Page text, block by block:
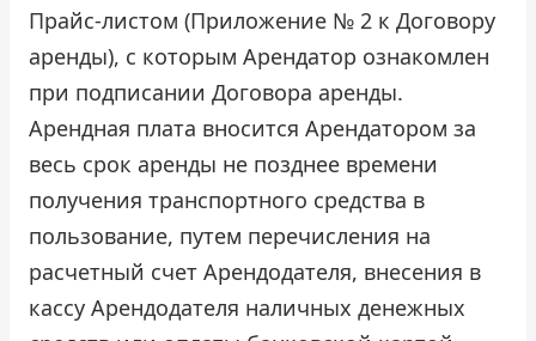
Прайс-листом (Приложение № 2 к Договору
аренды), с которым Арендатор ознакомлен
при подписании Договора аренды.
Арендная плата вносится Арендатором за
весь срок аренды не позднее времени
получения транспортного средства в
пользование, путем перечисления на
расчетный счет Арендодателя, внесения в
кассу Арендодателя наличных денежных